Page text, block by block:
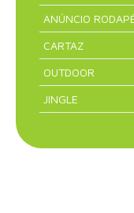
ANÚNCIO
CARTAZ
OUTDOOR
JINGLE